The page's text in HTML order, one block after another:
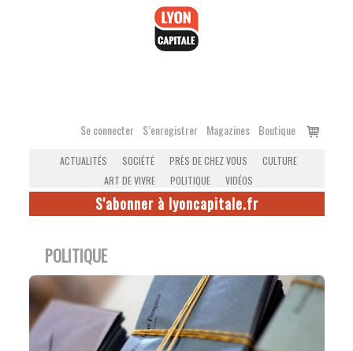
Se connecter S’enregistrer Magazines Boutique
Voir
ACTUALITÉS SOCIÉTÉ PRÈS DE CHEZ VOUS
CULTURE
ART DE VIVRE
POLITIQUE VIDÉOS
S'abonner à lyoncapitale.fr
POLITIQUE